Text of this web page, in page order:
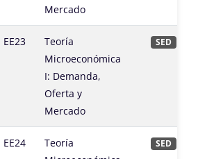
Mercado
EE23
Teoría
Microeconómica
I: Demanda,
Oferta y
Mercado
SED
EE24
Teoría
SED